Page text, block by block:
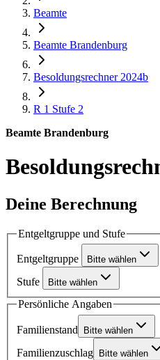
Beamte
Beamte Brandenburg
Besoldungsrechner 2024b
R 1 Stufe 2
Beamte Brandenburg
Deine Berechnung
Entgeltgruppe und Stufe
Entgeltgruppe Bitte wählen
Stufe Bitte wählen
Persönliche Angaben
Familienstand Bitte wählen
Familienzuschlag Bitte wählen